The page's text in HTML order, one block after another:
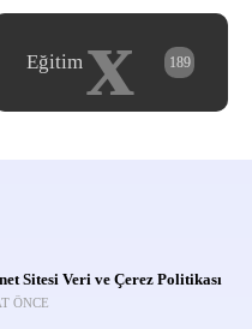
x
Eğitim 189
Sitesi Veri ve Çerez Politikası
7 SAAT ÖNCE